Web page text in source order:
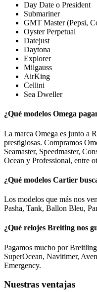
Day Date o President
Submariner
GMT Master (Pepsi,
Oyster Perpetual
Datejust
Daytona
Explorer
Milgauss
AirKing
Cellini
Sea Dweller
¿Qué modelos Omega
La marca Omega es junto a
prestigiosas. Compramos
Seamaster, Speedmaster,
Ocean y Professional, entre
¿Qué modelos Cartier
Los modelos que más nos
Pasha, Tank, Ballon Bleu,
¿Qué relojes Breiting nos
Pagamos mucho por
SuperOcean, Navitimer,
Emergency.
Nuestras ventajas